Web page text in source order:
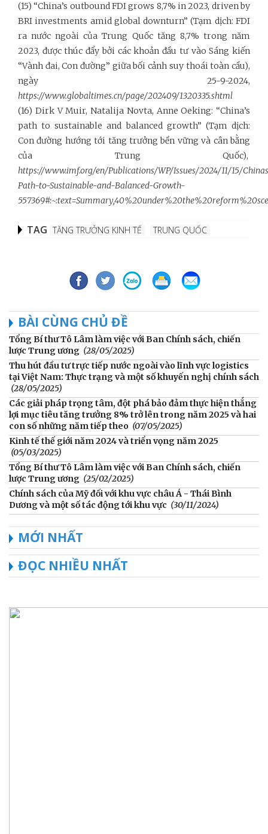
(15) “China’s outbound FDI grows 8,7% in 2023, driven by
BRI investments amid global downturn” (Tạm dịch: FDI
ra nước ngoài của Trung Quốc tăng 8,7% trong năm
2023, được thúc đẩy bởi các khoản đầu tư vào Sáng kiến
“Vành đai, Con đường” giữa bối cảnh suy thoái toàn cầu),
ngày 25-9-2024,
https://www.globaltimes.cn/page/202409/1320335.shtml
(16) Dirk V Muir, Natalija Novta, Anne Oeking: “China’s
path to sustainable and balanced growth” (Tạm dịch:
Con đường hướng tới tăng trưởng bền vững và cân bằng
của Trung Quốc),
https://www.imf.org/en/Publications/WP/Issues/2024/11/15/
Path-to-Sustainable-and-Balanced-Growth-
TAG TĂNG TRƯỞNG KINH TẾ TRUNG QUỐC
BÀI CÙNG CHỦ ĐỀ
Tổng Bí thư Tô Lâm làm việc với Ban Chính sách, chiến
lược Trung ương (28/05/2025)
Thu hút đầu tư trực tiếp nước ngoài vào lĩnh vực logistics
tại Việt Nam: Thực trạng và một số khuyến nghị chính sách
(28/05/2025)
Các giải pháp trọng tâm, đột phá bảo đảm thực hiện thắng
lợi mục tiêu tăng trưởng 8% trở lên trong năm 2025 và hai
con số những năm tiếp theo (07/05/2025)
Kinh tế thế giới năm 2024 và triển vọng năm 2025
(05/03/2025)
Tổng Bí thư Tô Lâm làm việc với Ban Chính sách, chiến
lược Trung ương (25/02/2025)
Chính sách của Mỹ đối với khu vực châu Á - Thái Bình
Dương và một số tác động tới khu vực (30/11/2024)
MỚI NHẤT
ĐỌC NHIỀU NHẤT